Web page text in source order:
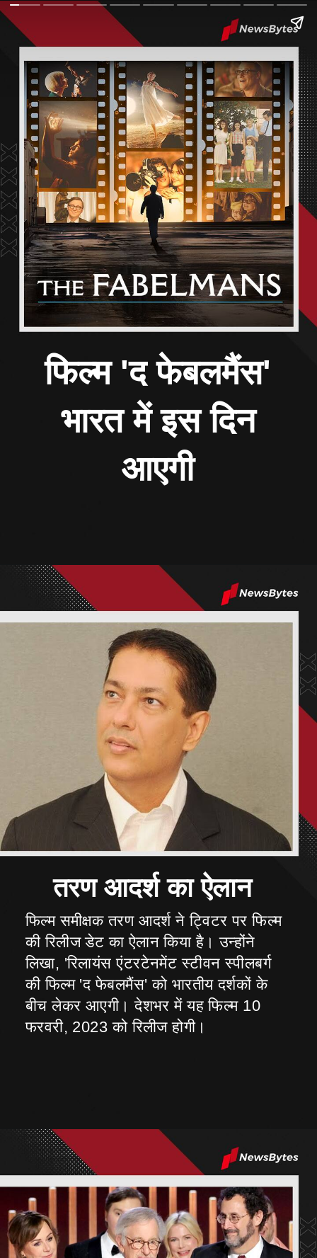
फिल्म 'द फेबलमैंस'
भारत में इस दिन
आएगी
तरण आदर्श का ऐलान
फिल्म समीक्षक तरण आदर्श ने ट्विटर पर फिल्म
की रिलीज डेट का ऐलान किया है। उन्होंने
लिखा, 'रिलायंस एंटरटेनमेंट स्टीवन स्पीलबर्ग
की फिल्म 'द फेबलमैंस' को भारतीय दर्शकों के
बीच लेकर आएगी। देशभर में यह फिल्म 10